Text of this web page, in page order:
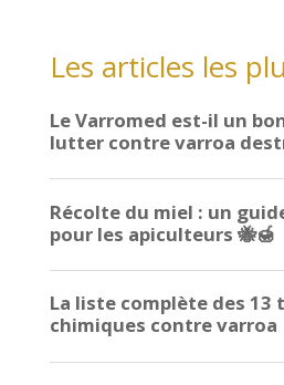
Les articles les